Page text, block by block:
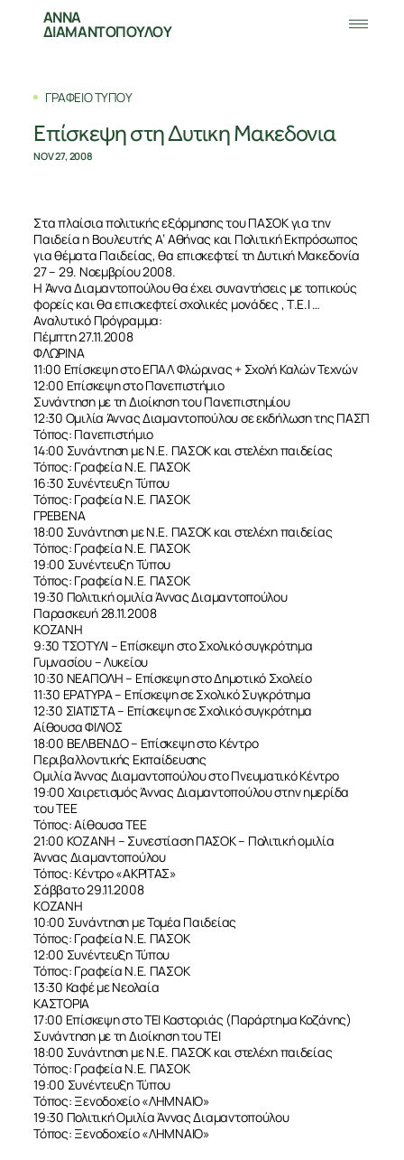
ΣΧΕΤΙΚΑ
ΝΕΑ
ΕΠΙΚΟΙΝΩΝΙΑ
ΑΝΝΑ
ΔΙΑΜΑΝΤΟΠΟΥΛΟΥ
ΓΡΑΦΕΙΟ ΤΥΠΟΥ
Επίσκεψη στη Δυτικη Μακεδονια
NOV 27, 2008
Στα πλαίσια πολιτικής εξόρμησης του ΠΑΣΟΚ για την
Παιδεία η Βουλευτής Α’ Αθήνας και Πολιτική Εκπρόσωπος
για θέματα Παιδείας, θα επισκεφτεί τη Δυτική Μακεδονία
27 – 29. Νοεμβρίου 2008.
Η Άννα Διαμαντοπούλου θα έχει συναντήσεις με τοπικούς
φορείς και θα επισκεφτεί σχολικές μονάδες , Τ.Ε.Ι …
Αναλυτικό Πρόγραμμα:
Πέμπτη 27.11.2008
ΦΛΩΡΙΝΑ
11:00 Επίσκεψη στο ΕΠΑΛ Φλώρινας + Σχολή Καλών Τεχνών
12:00 Επίσκεψη στο Πανεπιστήμιο
Συνάντηση με τη Διοίκηση του Πανεπιστημίου
12:30 Ομιλία Άννας Διαμαντοπούλου σε εκδήλωση της ΠΑΣΠ
Τόπος: Πανεπιστήμιο
14:00 Συνάντηση με Ν.Ε. ΠΑΣΟΚ και στελέχη παιδείας
Τόπος: Γραφεία Ν.Ε. ΠΑΣΟΚ
16:30 Συνέντευξη Τύπου
Τόπος: Γραφεία Ν.Ε. ΠΑΣΟΚ
ΓΡΕΒΕΝΑ
18:00 Συνάντηση με Ν.Ε. ΠΑΣΟΚ και στελέχη παιδείας
Τόπος: Γραφεία Ν.Ε. ΠΑΣΟΚ
19:00 Συνέντευξη Τύπου
Τόπος: Γραφεία Ν.Ε. ΠΑΣΟΚ
19:30 Πολιτική ομιλία Άννας Διαμαντοπούλου
Παρασκευή 28.11.2008
ΚΟΖΑΝΗ
9:30 ΤΣΟΤΥΛΙ – Επίσκεψη στο Σχολικό συγκρότημα
Γυμνασίου – Λυκείου
10:30 ΝΕΑΠΟΛΗ – Επίσκεψη στο Δημοτικό Σχολείο
11:30 ΕΡΑΤΥΡΑ – Επίσκεψη σε Σχολικό Συγκρότημα
12:30 ΣΙΑΤΙΣΤΑ – Επίσκεψη σε Σχολικό συγκρότημα
Αίθουσα ΦΙΛΙΟΣ
18:00 ΒΕΛΒΕΝΔΟ – Επίσκεψη στο Κέντρο
Περιβαλλοντικής Εκπαίδευσης
Ομιλία Άννας Διαμαντοπούλου στο Πνευματικό Κέντρο
19:00 Χαιρετισμός Άννας Διαμαντοπούλου στην ημερίδα
του ΤΕΕ
Τόπος: Αίθουσα ΤΕΕ
21:00 ΚΟΖΑΝΗ – Συνεστίαση ΠΑΣΟΚ – Πολιτική ομιλία
Άννας Διαμαντοπούλου
Τόπος: Κέντρο «ΑΚΡΙΤΑΣ»
Σάββατο 29.11.2008
ΚΟΖΑΝΗ
10:00 Συνάντηση με Τομέα Παιδείας
Τόπος: Γραφεία Ν.Ε. ΠΑΣΟΚ
12:00 Συνέντευξη Τύπου
Τόπος: Γραφεία Ν.Ε. ΠΑΣΟΚ
13:30 Καφέ με Νεολαία
ΚΑΣΤΟΡΙΑ
17:00 Επίσκεψη στο ΤΕΙ Καστοριάς (Παράρτημα Κοζάνης)
Συνάντηση με τη Διοίκηση του ΤΕΙ
18:00 Συνάντηση με Ν.Ε. ΠΑΣΟΚ και στελέχη παιδείας
Τόπος: Γραφεία Ν.Ε. ΠΑΣΟΚ
19:00 Συνέντευξη Τύπου
Τόπος: Ξενοδοχείο «ΛΗΜΝΑΙΟ»
19:30 Πολιτική Ομιλία Άννας Διαμαντοπούλου
Τόπος: Ξενοδοχείο «ΛΗΜΝΑΙΟ»